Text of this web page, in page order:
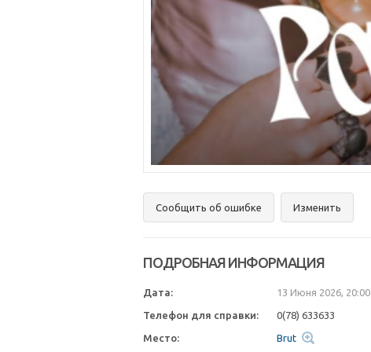
Сообщить об ошибке Изменить
ПОДРОБНАЯ ИНФОРМАЦИЯ
Дата: 13 Июня 2026, 20:00
Телефон для справки: 0(78) 633633
Место: Brut